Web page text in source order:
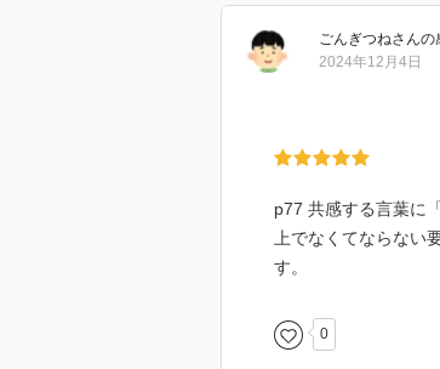
ごんぎつねさんの
2024年12月4日
p77 共感する言葉に
上でなくてならない
す。
0